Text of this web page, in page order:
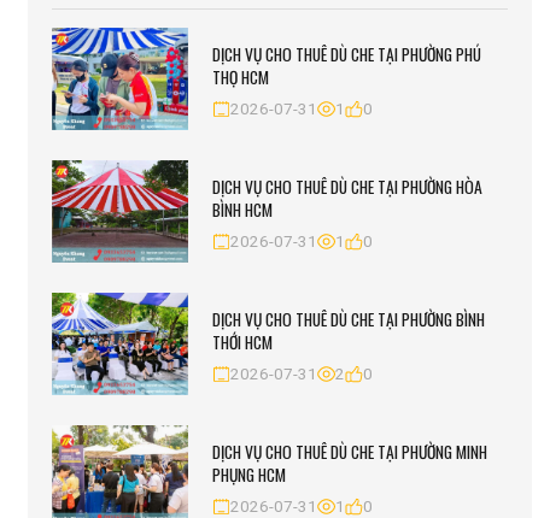
DỊCH VỤ CHO THUÊ DÙ CHE TẠI PHƯỜNG PHÚ
THỌ HCM
2026-07-31 1 0
DỊCH VỤ CHO THUÊ DÙ CHE TẠI PHƯỜNG HÒA
BÌNH HCM
2026-07-31 1 0
DỊCH VỤ CHO THUÊ DÙ CHE TẠI PHƯỜNG BÌNH
THỚI HCM
2026-07-31 2 0
DỊCH VỤ CHO THUÊ DÙ CHE TẠI PHƯỜNG MINH
PHỤNG HCM
2026-07-31 1 0